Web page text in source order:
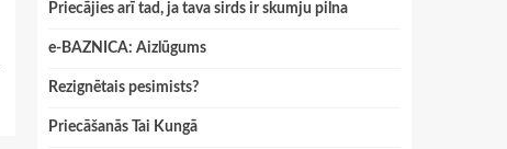
Priecājies arī tad, ja tava sirds ir skumju pilna
e-BAZNICA: Aizlūgums
Rezignētais pesimists?
Priecāšanās Tai Kungā